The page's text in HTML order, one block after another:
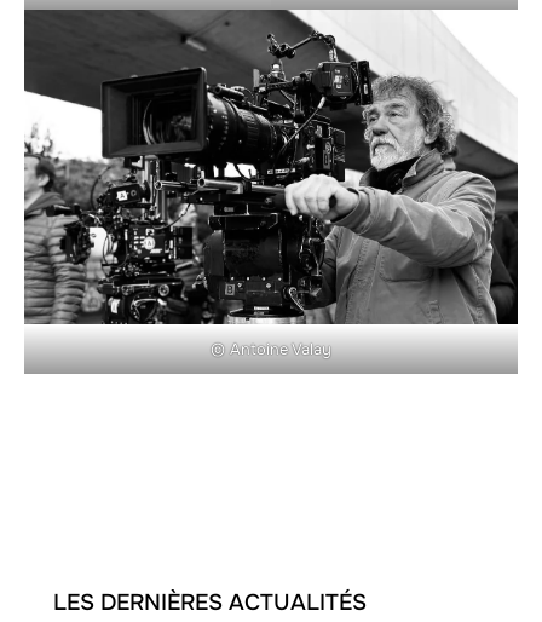
© Antoine Valay
LES DERNIÈRES ACTUALITÉS